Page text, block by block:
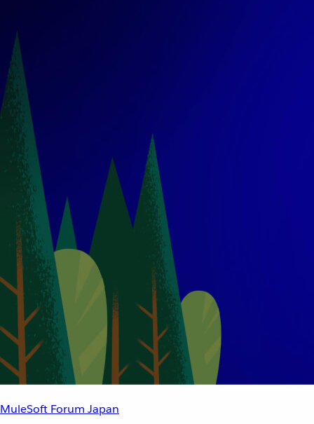
MuleSoft Forum Japan